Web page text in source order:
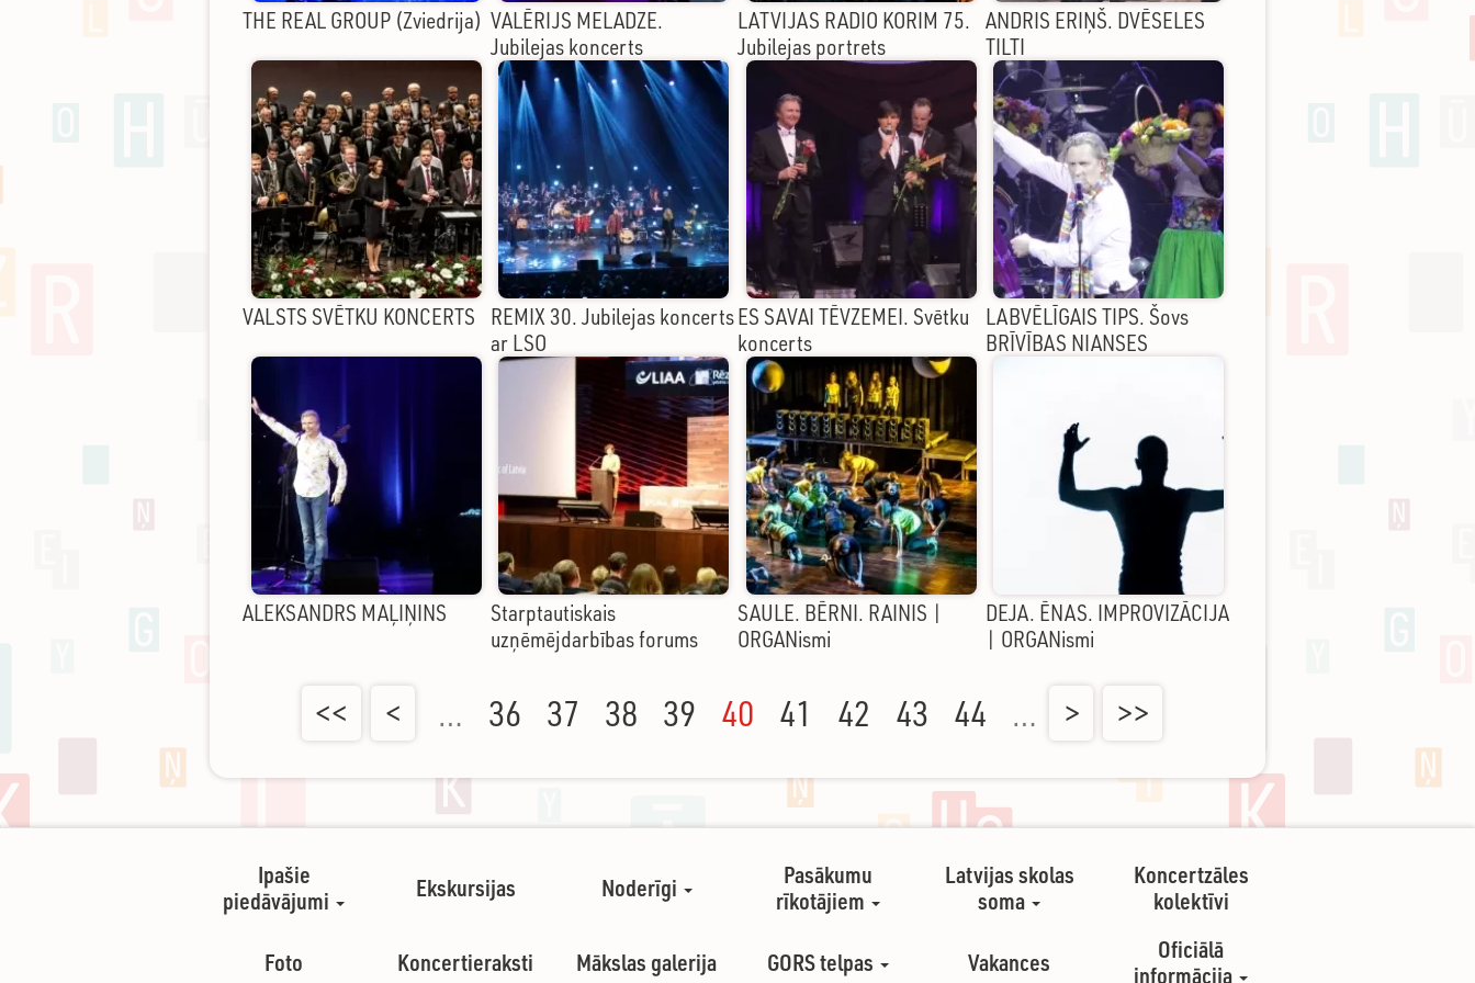
THE REAL GROUP (Zviedrija) VALĒRIJS MELADZE.
Jubilejas koncerts
LATVIJAS RADIO KORIM 75.
Jubilejas portrets
ANDRIS ERIŅŠ. DVĒSELES
TILTI
VALSTS SVĒTKU KONCERTS
REMIX 30. Jubilejas koncerts
ar LSO
ES SAVAI TĒVZEMEI. Svētku
koncerts
LABVĒLĪGAIS TIPS. Šovs
BRĪVĪBAS NIANSES
ALEKSANDRS MAĻIŅINS
Starptautiskais
uzņēmējdarbības forums
SAULE. BĒRNI. RAINIS |
ORGANismi
DEJA. ĒNAS. IMPROVIZĀCIJA
| ORGANismi
<< < … 36 37 38 39 40 41 42 43 44 … > >>
Ipašie
piedāvājumi
Ekskursijas Noderīgi
Pasākumu
rīkotājiem
Latvijas skolas
soma
Koncertzāles
kolektīvi
Foto Koncertieraksti Mākslas galerija GORS telpas Vakances
Oficiālā
informācija